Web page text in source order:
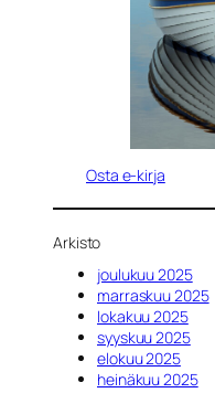
Osta e-kirja
Arkisto
joulukuu 2025
marraskuu 2025
lokakuu 2025
syyskuu 2025
elokuu 2025
heinäkuu 2025